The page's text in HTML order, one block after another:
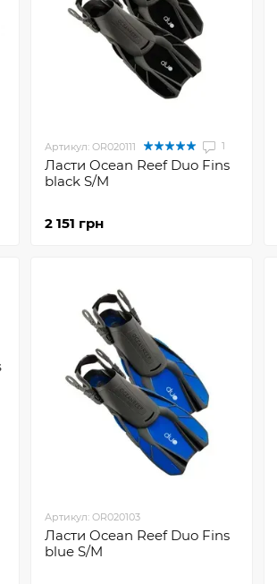
Артикул: OR020111 1
Ласти Ocean Reef Duo Fins
black S/M
2 151 грн
Артикул: OR020103
Ласти Ocean Reef Duo Fins
blue S/M